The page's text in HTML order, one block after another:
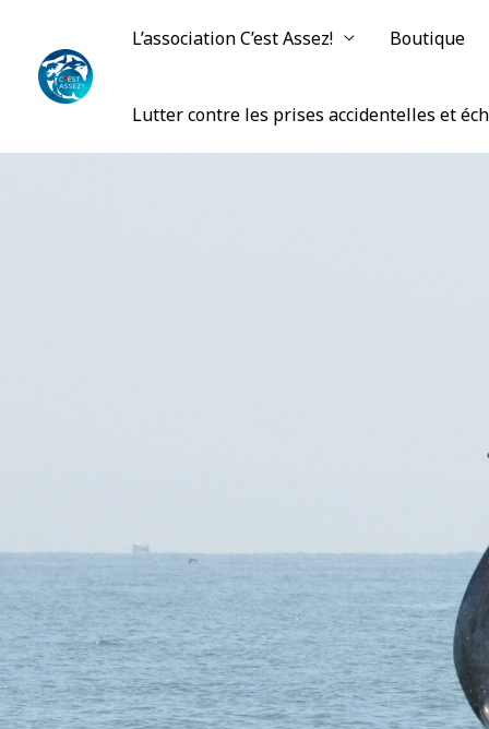
L’association C’est Assez! Boutique
Lutter contre les prises accidentelles et